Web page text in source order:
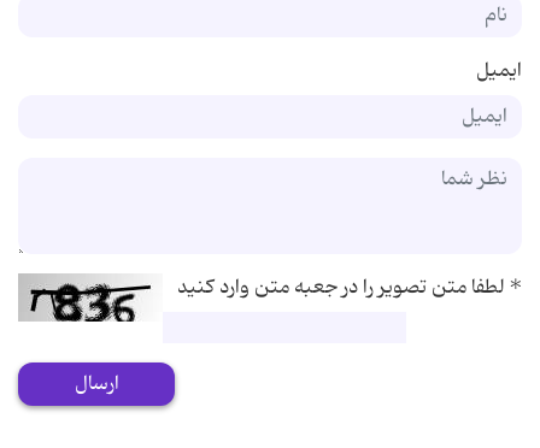
ایمیل
*لطفا متن تصویر را در جعبه متن وارد کنید
ارسال